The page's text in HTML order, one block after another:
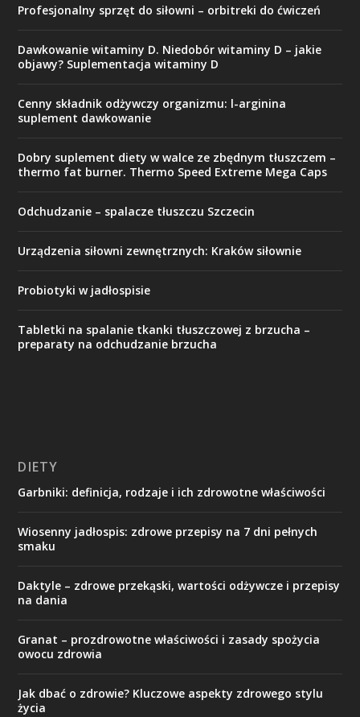
Profesjonalny sprzęt do siłowni – orbitreki do ćwiczeń
Dawkowanie witaminy D. Niedobór witaminy D – jakie
objawy? Suplementacja witaminy D
Cenny składnik odżywczy organizmu: l-arginina
suplement dawkowanie
Dobry suplement diety w walce ze zbędnym tłuszczem –
thermo fat burner. Thermo Speed Extreme Mega Caps
Odchudzanie – spalacze tłuszczu Szczecin
Urządzenia siłowni zewnętrznych: Kraków siłownie
Probiotyki w jadłospisie
Tabletki na spalanie tkanki tłuszczowej z brzucha –
preparaty na odchudzanie brzucha
DIETY
Garbniki: definicja, rodzaje i ich zdrowotne właściwości
Wiosenny jadłospis: zdrowe przepisy na 7 dni pełnych
smaku
Daktyle – zdrowe przekąski, wartości odżywcze i przepisy
na dania
Granat – prozdrowotne właściwości i zasady spożycia
owocu zdrowia
Jak dbać o zdrowie? Kluczowe aspekty zdrowego stylu
życia